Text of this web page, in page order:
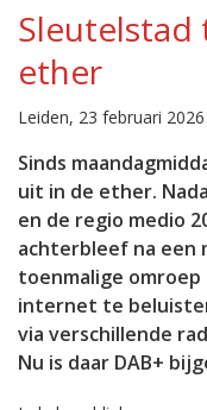
Sleutelstad
ether
Leiden, 23 februari
Sinds
uit in de ether.
en de regio medio
achterbleef na een
toenmalige
internet te
via verschillende
Nu is daar DAB+